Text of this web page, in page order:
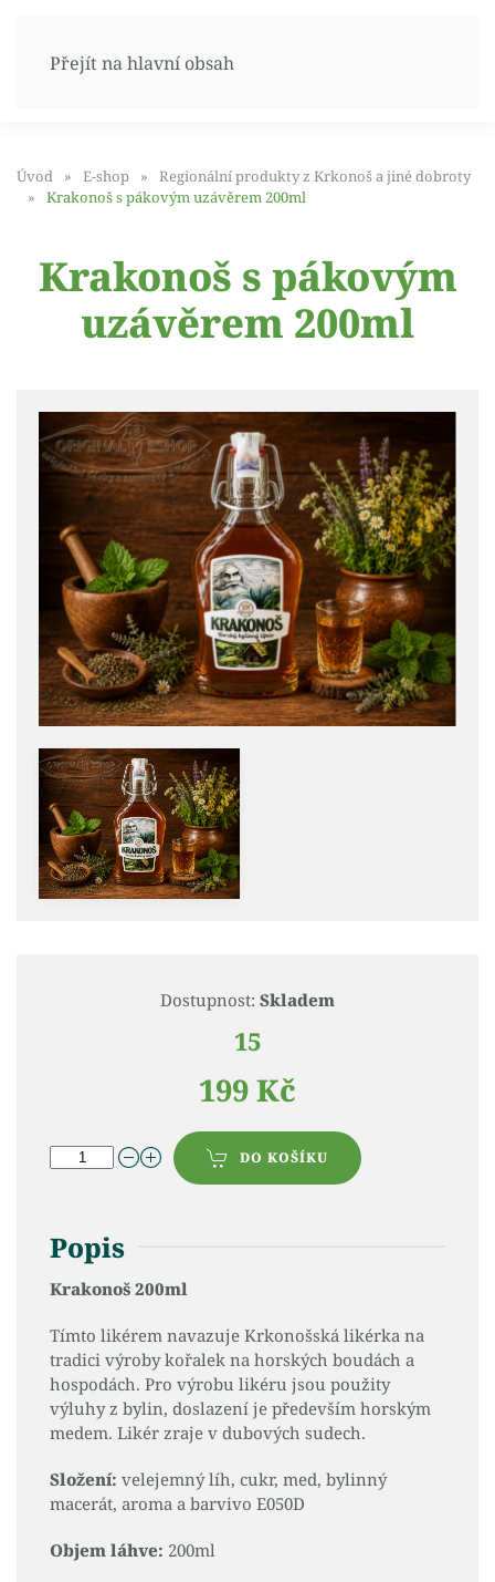
Přejít na hlavní obsah
Úvod E-shop
Regionální produkty z Krkonoš a jiné dobroty
Krakonoš s pákovým uzávěrem 200ml
Krakonoš s pákovým
uzávěrem 200ml
Dostupnost: Skladem
15
199 Kč
DO KOŠÍKU
Popis
Krakonoš 200ml
Tímto likérem navazuje Krkonošská likérka na
tradici výroby kořalek na horských boudách a
hospodách. Pro výrobu likéru jsou použity
výluhy z bylin, doslazení je především horským
medem. Likér zraje v dubových sudech.
Složení: velejemný líh, cukr, med, bylinný
macerát, aroma a barvivo E050D
Objem láhve: 200ml